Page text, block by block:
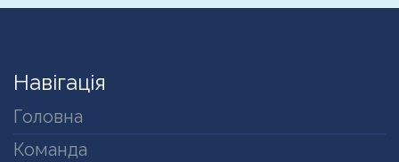
Навігація
Головна
Команда